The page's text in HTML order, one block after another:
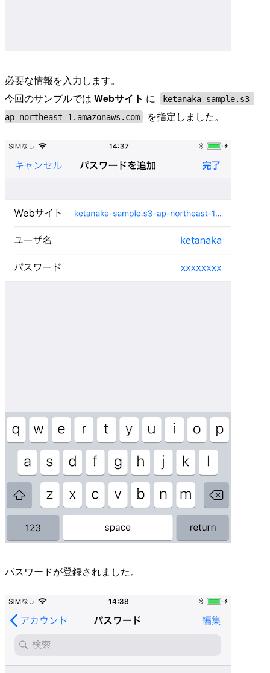
必要な情報を入力します。
今回のサンプルでは Webサイト に
ketanaka-sample.s3-
ap-northeast-1.amazonaws.com
を指定しました。
パスワードが登録されました。